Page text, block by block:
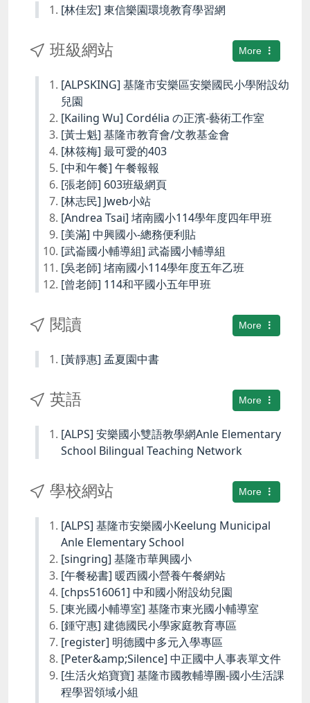
[林佳宏] 東信樂園環境教育學習網
More
班級網站
[ALPSKING] 基隆市安樂區安樂國民小學附設幼
兒園
[Kailing Wu] Cordélia の正濱-藝術工作室
[黃士魁] 基隆市教育會/文教基金會
[林筱梅] 最可愛的403
[中和午餐] 午餐報報
[張老師] 603班級網頁
[林志民] Jweb小站
[Andrea Tsai] 堵南國小114學年度四年甲班
[美滿] 中興國小-總務便利貼
[武崙國小輔導組] 武崙國小輔導組
[吳老師] 堵南國小114學年度五年乙班
[曾老師] 114和平國小五年甲班
More
閱讀
[黃靜惠] 孟夏園中書
More
英語
[ALPS] 安樂國小雙語教學網Anle Elementary
School Bilingual Teaching Network
More
學校網站
[ALPS] 基隆市安樂國小Keelung Municipal
Anle Elementary School
[singring] 基隆市華興國小
[午餐秘書] 暖西國小營養午餐網站
[chps516061] 中和國小附設幼兒園
[東光國小輔導室] 基隆市東光國小輔導室
[鍾守惠] 建德國民小學家庭教育專區
[register] 明德國中多元入學專區
[Peter&amp;Silence] 中正國中人事表單文件
[生活火焰寶寶] 基隆市國教輔導團-國小生活課
程學習領域小組